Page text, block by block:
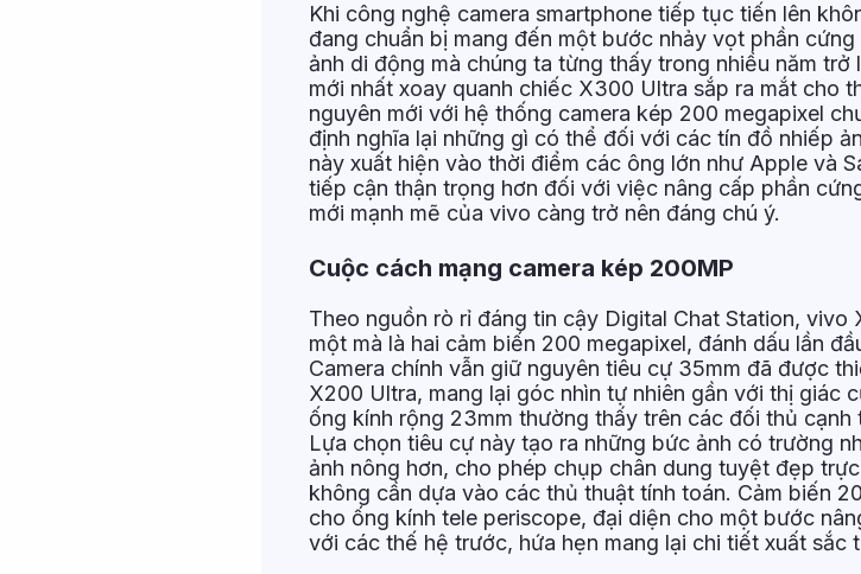
Khi công nghệ camera smartphone tiếp tục tiến lên
đang chuẩn bị mang đến một bước nhảy vọt phần
ảnh di động mà chúng ta từng thấy trong nhiều năm trở
mới nhất xoay quanh chiếc X300 Ultra sắp ra mắt cho
nguyên mới với hệ thống camera kép 200 megapixel
định nghĩa lại những gì có thể đối với các tín đồ nhiếp
này xuất hiện vào thời điểm các ông lớn như Apple và
tiếp cận thận trọng hơn đối với việc nâng cấp phần
mới mạnh mẽ của vivo càng trở nên đáng chú ý.
Cuộc cách mạng camera kép 200MP
Theo nguồn rò rỉ đáng tin cậy Digital Chat Station,
một mà là hai cảm biến 200 megapixel, đánh dấu lần
Camera chính vẫn giữ nguyên tiêu cự 35mm đã được
X200 Ultra, mang lại góc nhìn tự nhiên gần với thị giác
ống kính rộng 23mm thường thấy trên các đối thủ cạnh
Lựa chọn tiêu cự này tạo ra những bức ảnh có trường
ảnh nông hơn, cho phép chụp chân dung tuyệt đẹp
không cần dựa vào các thủ thuật tính toán. Cảm biến
cho ống kính tele periscope, đại diện cho một bước
với các thế hệ trước, hứa hẹn mang lại chi tiết xuất sắc